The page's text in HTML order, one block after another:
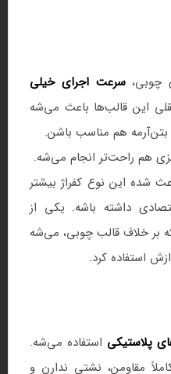
چوبی،سرعت اجرای خیلی
این قالب‌ها باعث می‌شه
بتن‌آرمه هم مناسب باشن.
هم راحت‌تر انجام می‌شه.
شده این نوع کفراژ بیشتر
داشته باشه. یکی از
بر خلاف قالب چوبی، می‌شه
استفاده کرد.
پلاستیکی استفاده می‌شه.
مقاومن، نشتی ندارن و